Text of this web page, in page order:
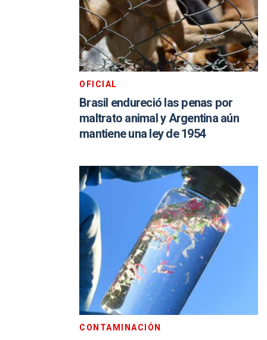
OFICIAL
Brasil endureció las penas por
maltrato animal y Argentina aún
mantiene una ley de 1954
CONTAMINACIÓN